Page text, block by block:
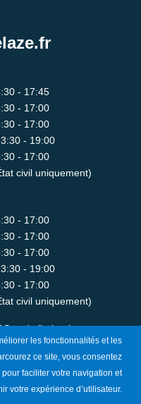
- 17:45
- 17:00
- 17:00
- 19:00
- 17:00
civil uniquement)
- 17:00
- 17:00
- 17:00
- 19:00
- 17:00
civil uniquement)
et de l'urbanisme sont
les fonctionnalités et les
ce site, vous consentez
faciliter votre navigation et
votre expérience d’utilisateur.